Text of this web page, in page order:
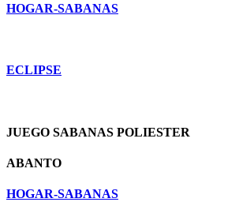
HOGAR-SABANAS
ECLIPSE
JUEGO SABANAS POLIESTER
ABANTO
HOGAR-SABANAS